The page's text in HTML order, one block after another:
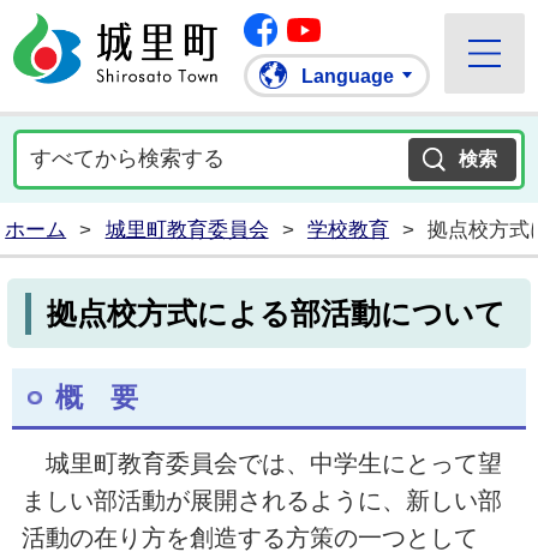
城里町ホームページ
Facebook
Language
ホーム > 城里町教育委員会 > 学校教育 > 拠点校方式
拠点校方式による部活動について
概 要
城里町教育委員会では、中学生にとって望
ましい部活動が展開されるように、新しい部
活動の在り方を創造する方策の一つとして